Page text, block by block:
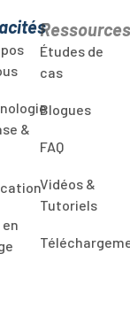
&
en
Études de
cas
Blogues
FAQ
Vidéos &
Tutoriels